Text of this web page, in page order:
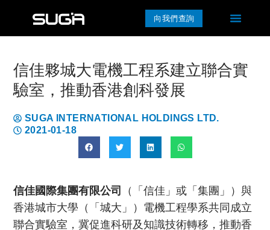
向我們查詢
信佳夥城大電機工程系建立聯合實
驗室，推動香港創科發展
SUGA INTERNATIONAL HOLDINGS LTD.
2021-01-18
信佳國際集團有限公司
（「信佳」或「集團」）與
香港城市大學（「城大」）電機工程學系共同成立
聯合實驗室，冀促進科研及知識技術轉移，推動香